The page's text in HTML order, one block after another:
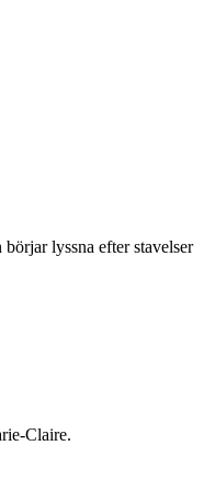
lyssna efter stavelser
Claire.